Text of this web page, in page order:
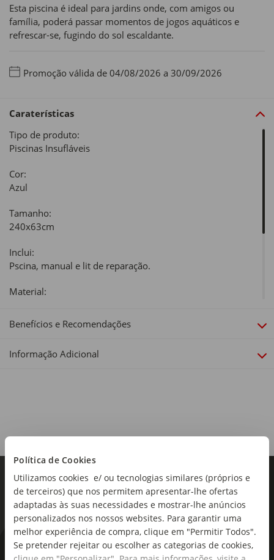
Política de Cookies
Utilizamos cookies e/ ou tecnologias similares (próprios e
de terceiros) que nos permitem apresentar-lhe ofertas
adaptadas às suas necessidades e mostrar-lhe anúncios
personalizados nos nossos websites. Para garantir uma
melhor experiência de compra, clique em "Permitir Todos".
Se pretender rejeitar ou escolher as categorias de cookies,
Esta piscina é ideal para jardins onde, com amigos ou
família, poderá passar momentos de jogos aquáticos e
refrescar-se, fugindo do sol escaldante.
Promoção válida de 04/08/2026 a 30/09/2026
Caraterísticas
Tipo de produto:
Piscinas Insufláveis
Cor:
Azul
Tamanho:
240x63cm
Inclui:
Pscina, manual e lit de reparação.
Material:
Capacidade:
Benefícios e Recomendações
Informação Adicional
As novidades mais frescas no